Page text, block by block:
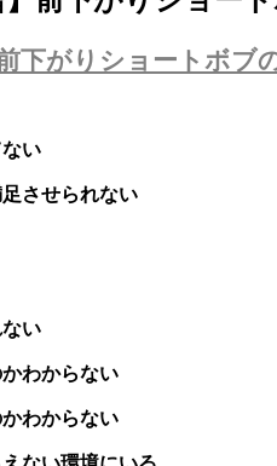
下がりショートボブ
い
させられない
い
わからない
わからない